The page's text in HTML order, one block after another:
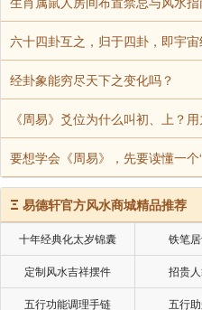
六十四卦互之，归于四卦，即宇
经卦象能穷尽天下之变化吗？
《周易》爻位为什么叫初、上？
要想学会《周易》，先要读懂一个
Ξ 易德轩官方风水商城精品推荐
十年经典化太岁锦囊 铁笔
定制风水吉祥摆件 招贵
五行功能调理手链 五行